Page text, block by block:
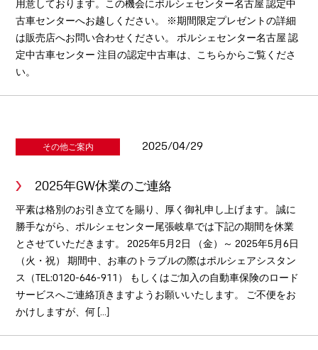
用意しております。この機会にポルシェセンター名古屋 認定中
古車センターへお越しください。 ※期間限定プレゼントの詳細
は販売店へお問い合わせください。 ポルシェセンター名古屋 認
定中古車センター 注目の認定中古車は、こちらからご覧くださ
い。
その他ご案内 2025/04/29
2025年GW休業のご連絡
平素は格別のお引き立てを賜り、厚く御礼申し上げます。 誠に
勝手ながら、ポルシェセンター尾張岐阜では下記の期間を休業
とさせていただきます。 2025年5月2日 （金）～ 2025年5月6日
（火・祝） 期間中、お車のトラブルの際はポルシェアシスタン
ス（TEL:0120-646-911） もしくはご加入の自動車保険のロード
サービスへご連絡頂きますようお願いいたします。 ご不便をお
かけしますが、何 [...]